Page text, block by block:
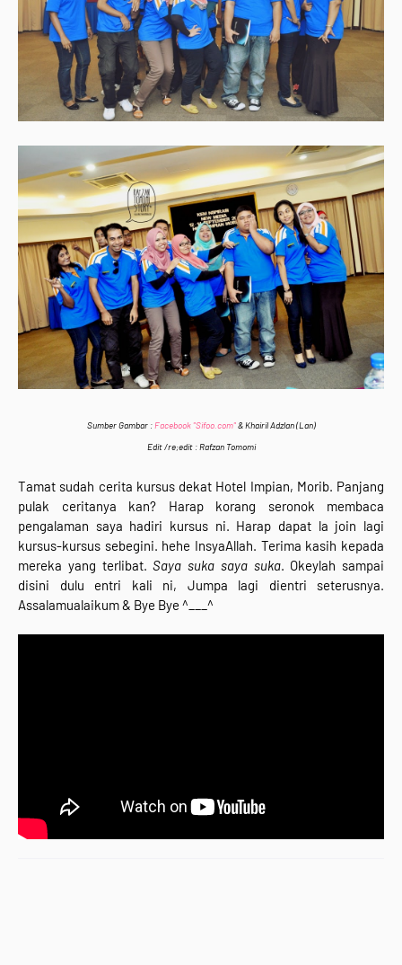
Sumber Gambar : Facebook "Sifoo.com"& Khairil Adzlan (Lan)
Edit /re;edit : Rafzan Tomomi
Tamat sudah cerita kursus dekat Hotel Impian, Morib. Panjang
pulak ceritanya kan? Harap korang seronok membaca
pengalaman saya hadiri kursus ni. Harap dapat la join lagi
kursus-kursus sebegini. hehe InsyaAllah. Terima kasih kepada
mereka yang terlibat.Saya suka saya suka. Okeylah sampai
disini dulu entri kali ni, Jumpa lagi dientri seterusnya.
Assalamualaikum & Bye Bye ^___^